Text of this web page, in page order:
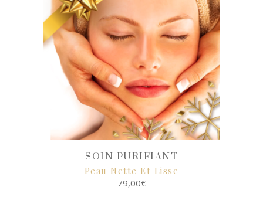
SOIN PURIFIANT
Peau Nette Et Lisse
79,00€